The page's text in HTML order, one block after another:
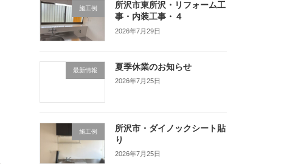
施工例
所沢市東所沢・リフォーム工
事・内装工事・４
2026年7月29日
最新情報 夏季休業のお知らせ
2026年7月25日
施工例
所沢市・ダイノックシート貼
り
2026年7月25日